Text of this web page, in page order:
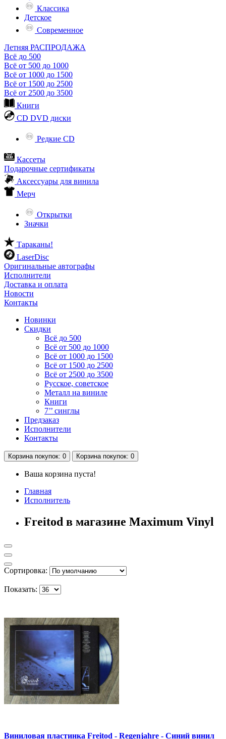
Классика
Детское
Современное
Летняя РАСПРОДАЖА
Всё до 500
Всё от 500 до 1000
Всё от 1000 до 1500
Всё от 1500 до 2500
Всё от 2500 до 3500
Книги
CD DVD диски
Редкие CD
Кассеты
Подарочные сертификаты
Аксессуары для винила
Мерч
Открытки
Значки
Тараканы!
LaserDisc
Оригинальные автографы
Исполнители
Доставка и оплата
Новости
Контакты
Новинки
Скидки
Всё до 500
Всё от 500 до 1000
Всё от 1000 до 1500
Всё от 1500 до 2500
Всё от 2500 до 3500
Русское, советское
Металл на виниле
Книги
7’’ синглы
Предзаказ
Исполнители
Контакты
Корзина покупок: 0 Корзина покупок: 0
Ваша корзина пуста!
Главная
Исполнитель
Freitod в магазине Maximum Vinyl
Сортировка:
Показать:
Виниловая пластинка Freitod - Regenjahre - Синий винил